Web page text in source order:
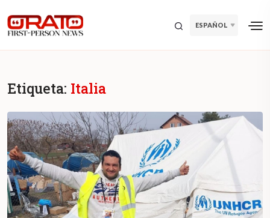
ESPAÑOL
Etiqueta: Italia